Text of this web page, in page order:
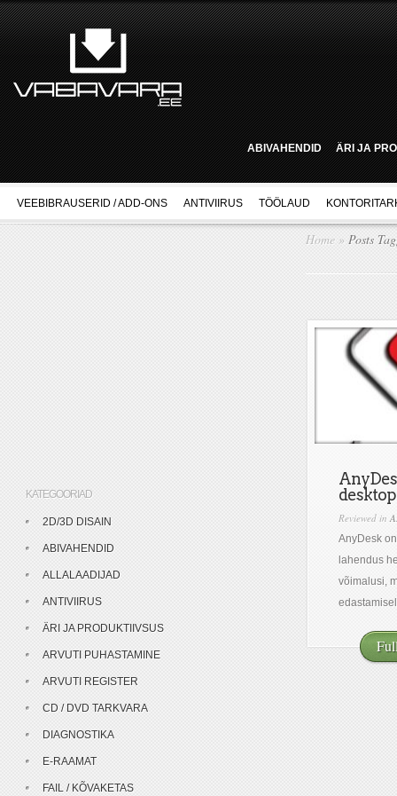
ABIVAHENDID ÄRI JA
VEEBIBRAUSERID / ADD-ONS ANTIVIIRUS TÖÖLAUD
Home » Posts
desktop
Reviewed in
AnyDesk
lahendus
võimalusi,
KATEGOORIAD
2D/3D DISAIN
ABIVAHENDID
ALLALAADIJAD
ANTIVIIRUS
ÄRI JA PRODUKTIIVSUS
ARVUTI PUHASTAMINE
ARVUTI REGISTER
CD / DVD TARKVARA
DIAGNOSTIKA
E-RAAMAT
FAIL / KÕVAKETAS